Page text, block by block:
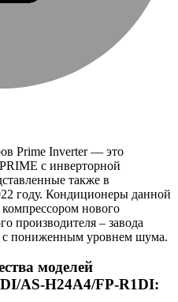
Prime Inverter — это
с инверторной
также в
году. Кондиционеры данной
нового
производителя – завода
с пониженным уровнем шума.
моделей
AS-H24A4/FP-R1DI: